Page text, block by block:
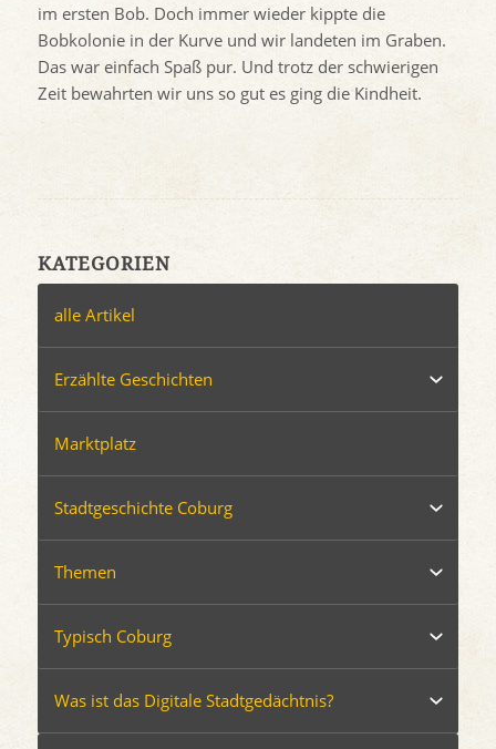
im ersten Bob. Doch immer wieder kippte die
Bobkolonie in der Kurve und wir landeten im Graben.
Das war einfach Spaß pur. Und trotz der schwierigen
Zeit bewahrten wir uns so gut es ging die Kindheit.
KATEGORIEN
alle Artikel
Erzählte Geschichten
Marktplatz
Stadtgeschichte Coburg
Themen
Typisch Coburg
Was ist das Digitale Stadtgedächtnis?